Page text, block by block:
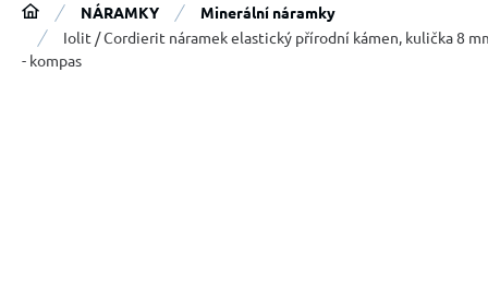
NÁRAMKY
Minerální náramky
Iolit / Cordierit náramek elastický přírodní kámen, kulička 8
- kompas